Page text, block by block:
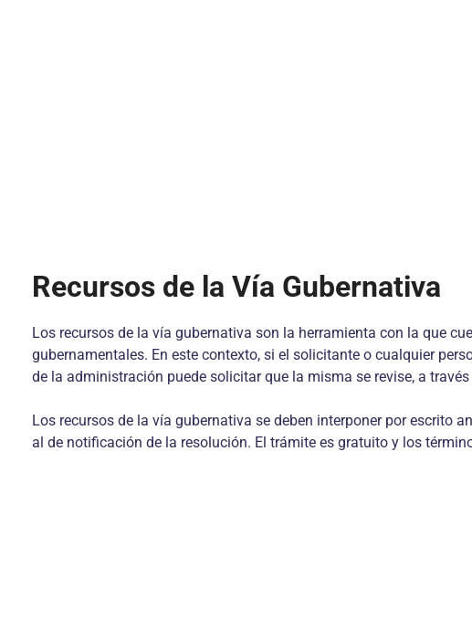
Recursos de la Vía Gubernativa
Los recursos de la vía gubernativa son la herramienta con la que
gubernamentales. En este contexto, si el solicitante o cualquier
de la administración puede solicitar que la misma se revise, a
Los recursos de la vía gubernativa se deben interponer por escrito
al de notificación de la resolución. El trámite es gratuito y los